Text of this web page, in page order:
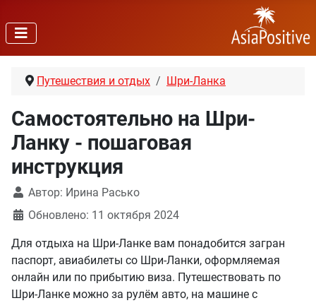
Путешествия и отдых Шри-Ланка
Самостоятельно на Шри-
Ланку - пошаговая
инструкция
Автор: Ирина Расько
Обновлено: 11 октября 2024
Для отдыха на Шри-Ланке вам понадобится загран
паспорт, авиабилеты со Шри-Ланки, оформляемая
онлайн или по прибытию виза. Путешествовать по
Шри-Ланке можно за рулём авто, на машине с